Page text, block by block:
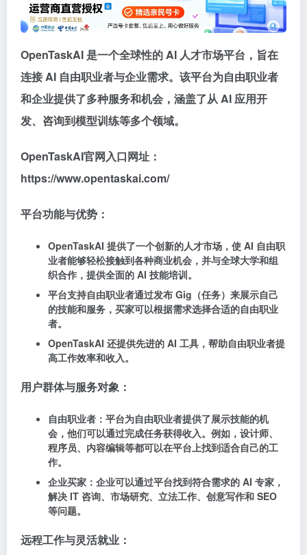
OpenTaskAI 是一个全球性的 AI 人才市场平台，旨在
连接 AI 自由职业者与企业需求。该平台为自由职业者
和企业提供了多种服务和机会，涵盖了从 AI 应用开
发、咨询到模型训练等多个领域。
OpenTaskAI官网入口网址：
https://www.opentaskai.com/
平台功能与优势：
OpenTaskAI 提供了一个创新的人才市场，使 AI 自由职
业者能够轻松接触到各种商业机会，并与全球大学和组
织合作，提供全面的 AI 技能培训。
平台支持自由职业者通过发布 Gig（任务）来展示自己
的技能和服务，买家可以根据需求选择合适的自由职业
者。
OpenTaskAI 还提供先进的 AI 工具，帮助自由职业者提
高工作效率和收入。
用户群体与服务对象：
自由职业者：平台为自由职业者提供了展示技能的机
会，他们可以通过完成任务获得收入。例如，设计师、
程序员、内容编辑等都可以在平台上找到适合自己的工
作。
企业买家：企业可以通过平台找到符合需求的 AI 专家，
解决 IT 咨询、市场研究、立法工作、创意写作和 SEO
等问题。
远程工作与灵活就业：